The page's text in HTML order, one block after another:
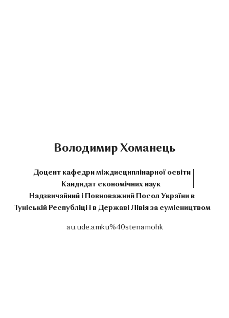
Володимир Хоманець
Доцент кафедри міждисциплінарної освіти
Кандидат економічних наук
Надзвичайний і Повноважний Посол України в
Туніській Республіці і в Державі Лівія за сумісництвом
au.ude.amku%40stenamohk